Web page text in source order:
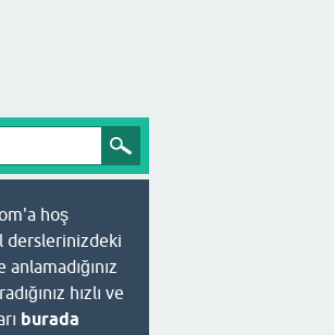
hoş
derslerinizdeki
hızlı ve
burada